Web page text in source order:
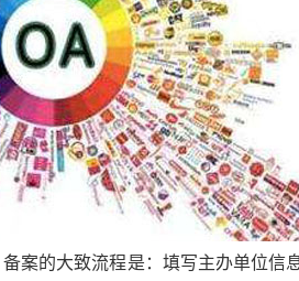
案的大致流程是：填写主办单位信